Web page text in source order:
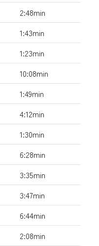
2:48min
1:43min
1:23min
10:08min
1:49min
4:12min
1:30min
6:28min
3:35min
3:47min
6:44min
2:08min